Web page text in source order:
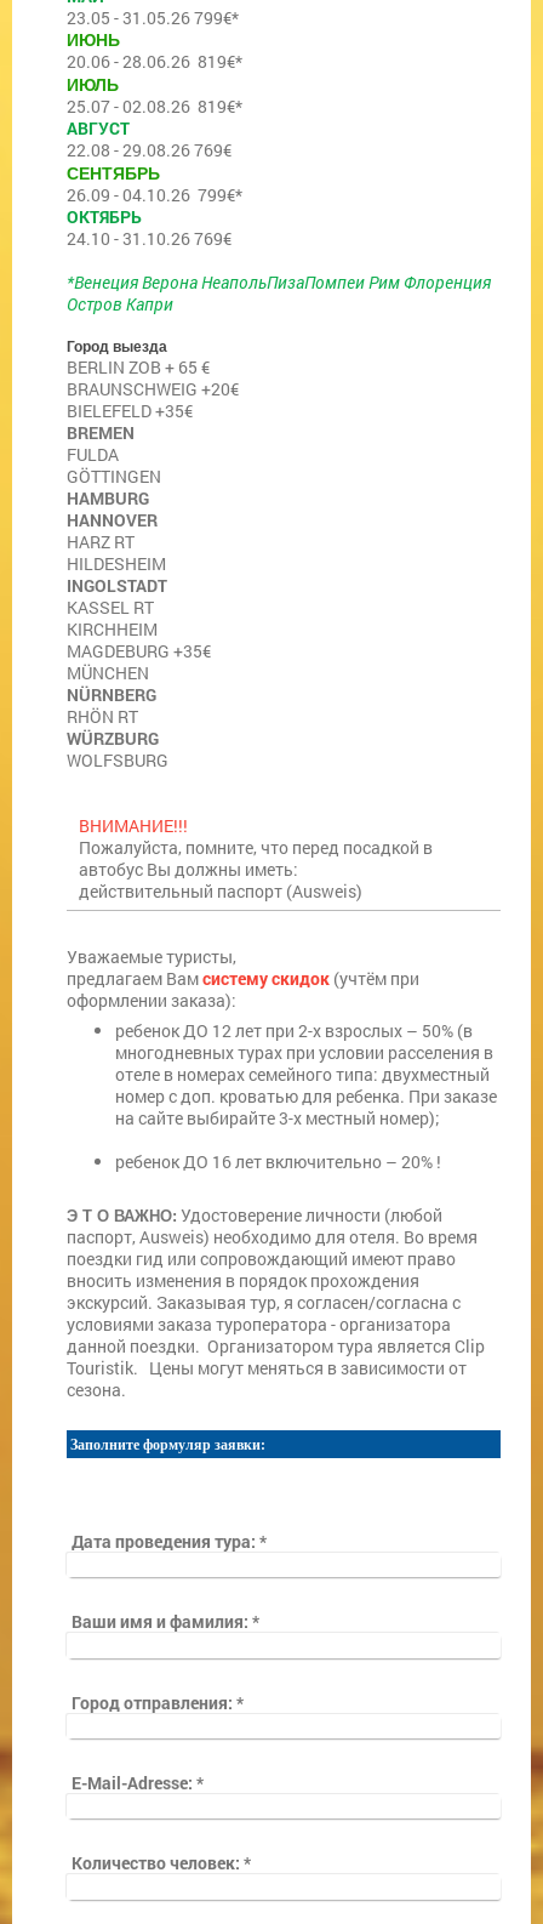
23.05 - 31.05.26 799€*
ИЮНЬ
20.06 - 28.06.26 819€*
ИЮЛЬ
25.07 - 02.08.26 819€*
АВГУСТ
22.08 - 29.08.26 769€
СЕНТЯБРЬ
26.09 - 04.10.26 799€*
ОКТЯБРЬ
24.10 - 31.10.26 769€
*Венеция Верона НеапольПизаПомпеи Рим Флоренция
Остров Капри
Город выезда
BERLIN ZOB + 65 €
BRAUNSCHWEIG +20€
BIELEFELD +35€
BREMEN
FULDA
GÖTTINGEN
HAMBURG
HANNOVER
HARZ RT
HILDESHEIM
INGOLSTADT
KASSEL RT
KIRCHHEIM
MAGDEBURG +35€
MÜNCHEN
NÜRNBERG
RHÖN RT
WÜRZBURG
WOLFSBURG
ВНИМАНИЕ!!!
Пожалуйста, помните, что перед посадкой в
автобус Вы должны иметь:
действительный паспорт (Ausweis)
Уважаемые туристы,
предлагаем Вамсистему скидок (учтём при
оформлении заказа):
ребенок ДО 12 лет при 2-х взрослых – 50% (в
многодневных турах при условии расселения в
отеле в номерах семейного типа: двухместный
номер с доп. кроватью для ребенка. При заказе
на сайте выбирайте 3-х местный номер);
ребенок ДО 16 лет включительно – 20% !
Э Т О ВАЖНО: Удостоверение личности (любой
паспорт, Ausweis) необходимо для отеля. Во время
поездки гид или сопровождающий имеют право
вносить изменения в порядок прохождения
экскурсий. Заказывая тур, я согласен/согласна с
условиями заказа туроператора - организатора
данной поездки. Организатором тура является Clip
Touristik. Цены могут меняться в зависимости от
сезона.
Заполните формуляр заявки:
Дата проведения тура: *
Ваши имя и фамилия: *
Город отправления: *
E-Mail-Adresse: *
Количество человек: *